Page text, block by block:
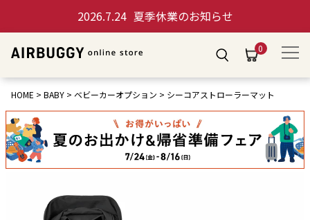
2026.7.24 夏季休業のお知らせ
0
HOME BABY ベビーカーオプション シーコアストローラーマット